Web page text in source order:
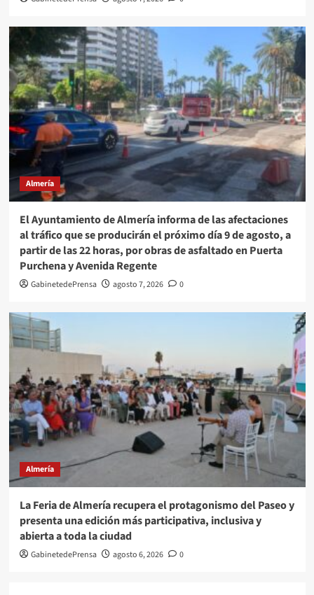
Almería
El Ayuntamiento de Almería informa de las afectaciones
al tráfico que se producirán el próximo día 9 de agosto, a
partir de las 22 horas, por obras de asfaltado en Puerta
Purchena y Avenida Regente
GabinetedePrensa agosto 7, 2026 0
Almería
La Feria de Almería recupera el protagonismo del Paseo y
presenta una edición más participativa, inclusiva y
abierta a toda la ciudad
GabinetedePrensa agosto 6, 2026 0